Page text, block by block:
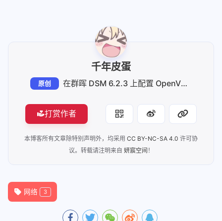
千年皮蛋
原创 在群晖 DSM 6.2.3 上配置 OpenVPN 并通过樱花FRP 实现公网访问：从入门到成功
打赏作者
本博客所有文章除特别声明外，均采用 CC BY-NC-SA 4.0 许可协
议。转载请注明来自 妍宸空间 ！
网络 3